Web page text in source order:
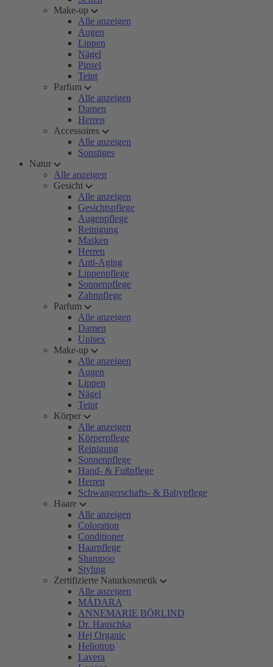
Make-up
Alle anzeigen
Augen
Lippen
Nägel
Pinsel
Teint
Parfum
Alle anzeigen
Damen
Herren
Accessoires
Alle anzeigen
Sonstiges
Natur
Alle anzeigen
Gesicht
Alle anzeigen
Gesichtspflege
Augenpflege
Reinigung
Masken
Herren
Anti-Aging
Lippenpflege
Sonnenpflege
Zahnpflege
Parfum
Alle anzeigen
Damen
Unisex
Make-up
Alle anzeigen
Augen
Lippen
Nägel
Teint
Körper
Alle anzeigen
Körperpflege
Reinigung
Sonnenpflege
Hand- & Fußpflege
Herren
Schwangerschafts- & Babypflege
Haare
Alle anzeigen
Coloration
Conditioner
Haarpflege
Shampoo
Styling
Zertifizierte Naturkosmetik
Alle anzeigen
MÁDARA
ANNEMARIE BÖRLIND
Dr. Hauschka
Hej Organic
Heliotrop
Lavera